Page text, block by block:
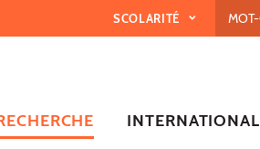
SCOLARITÉ
INTERNATIONAL